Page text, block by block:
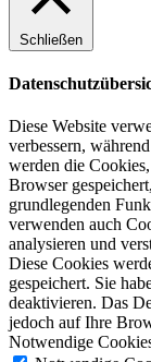
Schließen
Diese Website
verbessern,
werden die
Browser
grundlegenden
verwenden auch
analysieren und
Diese Cookies
gespeichert. Sie
deaktivieren. Das
jedoch auf Ihre
Notwendige